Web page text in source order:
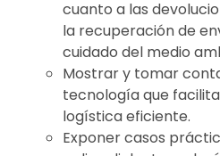
cuanto a las
la recuperación de
cuidado del medio
Mostrar y tomar
tecnología que
logística eficiente.
Exponer casos